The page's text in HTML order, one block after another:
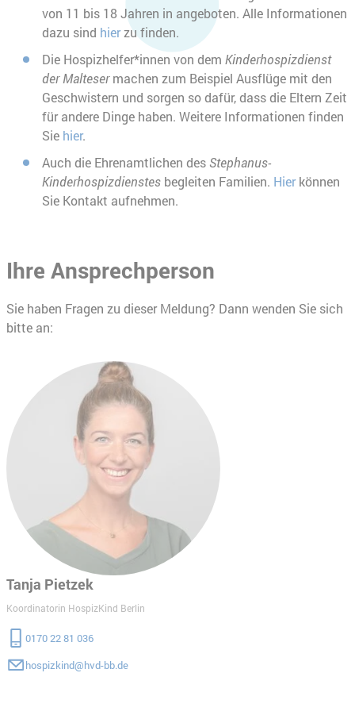
von 11 bis 18 Jahren in angeboten. Alle Informationen
dazu sind hierzu finden.
Die Hospizhelfer*innen von dem Kinderhospizdienst
der Maltesermachen zum Beispiel Ausflüge mit den
Geschwistern und sorgen so dafür, dass die Eltern Zeit
für andere Dinge haben. Weitere Informationen finden
Sie hier.
Auch die Ehrenamtlichen des Stephanus-
Kinderhospizdienstesbegleiten Familien. Hierkönnen
Sie Kontakt aufnehmen.
Ihre Ansprechperson
Sie haben Fragen zu dieser Meldung? Dann wenden Sie sich
bitte an:
Tanja Pietzek
Koordinatorin HospizKind Berlin
0170 22 81 036
hospizkind@hvd-bb.de